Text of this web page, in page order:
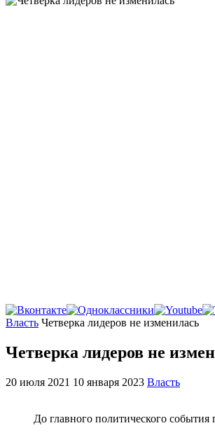
Главная
Власть Четверка лидеров не изменилась
Четверка лидеров не
20 июля 2021 10 января 2023 Власть
До главного политического